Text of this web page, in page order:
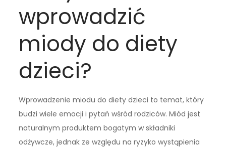
wprowadzić
miody do diety
dzieci?
Wprowadzenie miodu do diety dzieci to temat, który
budzi wiele emocji i pytań wśród rodziców. Miód jest
naturalnym produktem bogatym w składniki
odżywcze, jednak ze względu na ryzyko wystąpienia